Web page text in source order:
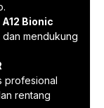
Bionic
mendukung
profesional
rentang